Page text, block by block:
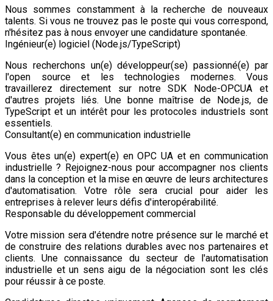
Nous sommes constamment à la recherche de nouveaux
talents. Si vous ne trouvez pas le poste qui vous correspond,
n'hésitez pas à nous envoyer une candidature spontanée.
Ingénieur(e) logiciel (Node.js/TypeScript)
Nous recherchons un(e) développeur(se) passionné(e) par
l'open source et les technologies modernes. Vous
travaillerez directement sur notre SDK Node-OPCUA et
d'autres projets liés. Une bonne maîtrise de Node.js, de
TypeScript et un intérêt pour les protocoles industriels sont
essentiels.
Consultant(e) en communication industrielle
Vous êtes un(e) expert(e) en OPC UA et en communication
industrielle ? Rejoignez-nous pour accompagner nos clients
dans la conception et la mise en œuvre de leurs architectures
d'automatisation. Votre rôle sera crucial pour aider les
entreprises à relever leurs défis d'interopérabilité.
Responsable du développement commercial
Votre mission sera d'étendre notre présence sur le marché et
de construire des relations durables avec nos partenaires et
clients. Une connaissance du secteur de l'automatisation
industrielle et un sens aigu de la négociation sont les clés
pour réussir à ce poste.